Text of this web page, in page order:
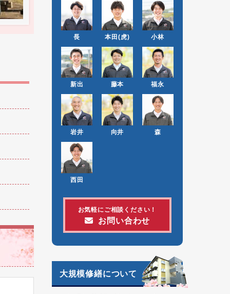
長 本田(虎) 小林
新出 藤本 福永
岩井 向井 森
西田
お気軽にご相談ください！
お問い合わせ
大規模修繕について